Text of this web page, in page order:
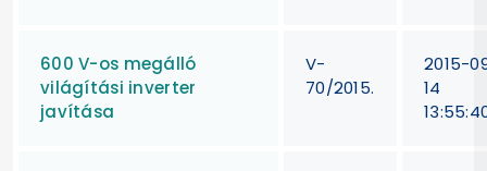
600 V-os megálló
világítási inverter
javítása
V-
70/2015.
2015-
14